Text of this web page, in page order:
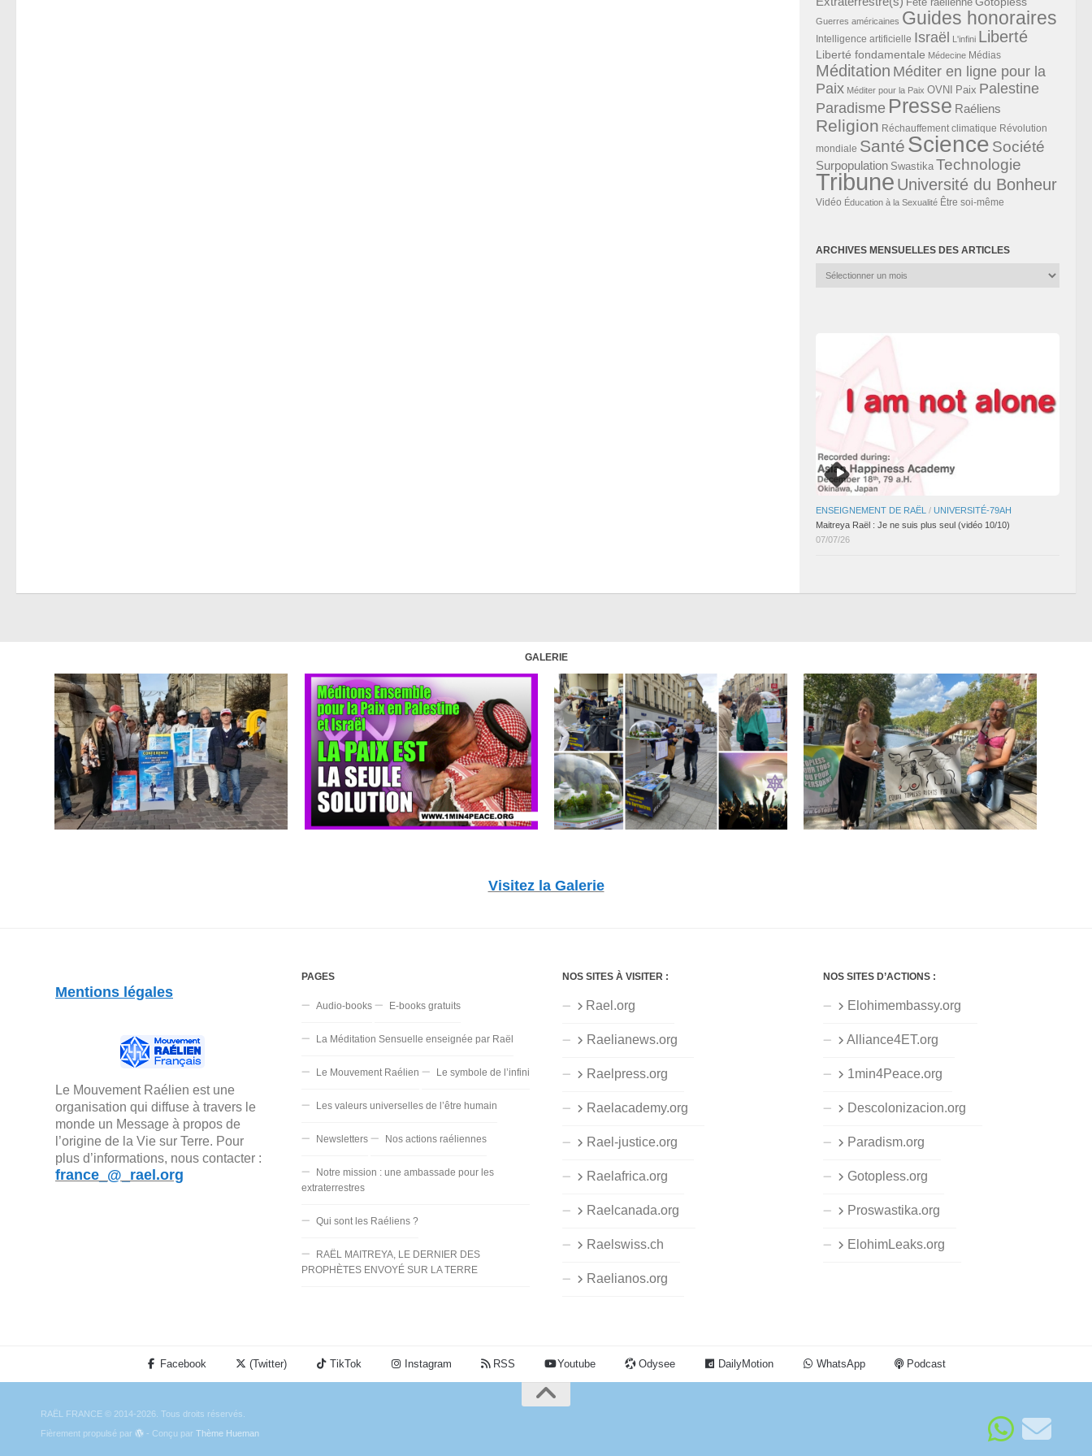
Fête raélienne
Guerres américaines Guides honoraires
Intelligence artificielle Israël L'infini Liberté
Liberté fondamentale Médecine Médias
Méditation Méditer en ligne pour la
Paix Méditer pour la Paix OVNI Paix Palestine
Paradisme Presse Raéliens
Religion Réchauffement climatique Révolution
mondiale Santé Science Société
Surpopulation Swastika Technologie
Tribune Université du Bonheur
Vidéo Éducation à la Sexualité Être soi-même
ARCHIVES MENSUELLES DES ARTICLES
Archives
ENSEIGNEMENT DE RAËL / UNIVERSITÉ-79AH
Maitreya Raël : Je ne suis plus seul (vidéo 10/10)
07/07/26
GALERIE
Visitez la Galerie
Mentions légales
Le Mouvement Raélien est une
organisation qui diffuse à travers le
monde un Message à propos de
l’origine de la Vie sur Terre. Pour
plus d’informations, nous contacter :
france_@_rael.org
PAGES
Audio-books E-books gratuits
La Méditation Sensuelle enseignée par Raël
Le Mouvement Raélien Le symbole de l’infini
Les valeurs universelles de l’être humain
Newsletters Nos actions raéliennes
Notre mission : une ambassade pour les
extraterrestres
Qui sont les Raéliens ?
RAËL MAITREYA, LE DERNIER DES
PROPHÈTES ENVOYÉ SUR LA TERRE
NOS SITES À VISITER :
Rael.org
Raelianews.org
Raelpress.org
Raelacademy.org
Rael-justice.org
Raelafrica.org
Raelcanada.org
Raelswiss.ch
Raelianos.org
NOS SITES D’ACTIONS :
Elohimembassy.org
Alliance4ET.org
1min4Peace.org
Descolonizacion.org
Paradism.org
Gotopless.org
Proswastika.org
ElohimLeaks.org
Facebook (Twitter) TikTok Instagram RSS Youtube Odysee DailyMotion WhatsApp Podcast
RAËL FRANCE © 2014-2026. Tous droits réservés.
Fièrement propulsé par
- Conçu par Thème Hueman